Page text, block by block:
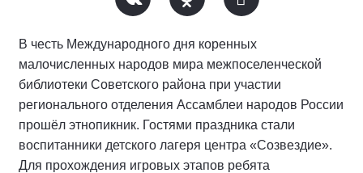
В честь Международного дня коренных
малочисленных народов мира межпоселенческой
библиотеки Советского района при участии
регионального отделения Ассамблеи народов России
прошёл этнопикник. Гостями праздника стали
воспитанники детского лагеря центра «Созвездие».
Для прохождения игровых этапов ребята